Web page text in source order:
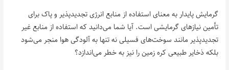
گرمایش پایدار به معنای استفاده از منابع انرژی تجدیدپذیر و پاک برای
تأمین نیازهای گرمایشی است. آیا شما می‌دانید که استفاده از منابع غیر
تجدیدپذیر مانند سوخت‌های فسیلی نه تنها به آلودگی هوا منجر می‌شود
بلکه ذخایر طبیعی کره زمین را نیز به خطر می‌اندازد؟